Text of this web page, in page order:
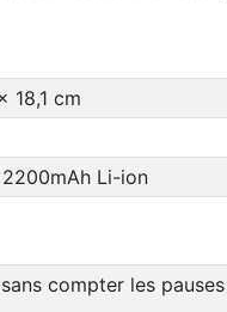
18,1 cm
Li-ion
compter les pauses